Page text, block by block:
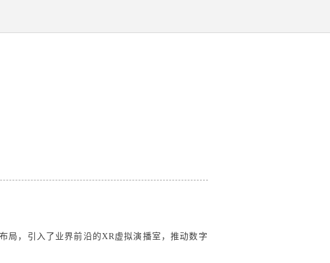
局，引入了业界前沿的XR虚拟演播室，推动数字